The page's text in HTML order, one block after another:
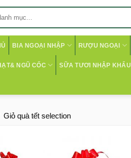
BIA NGOẠI NHẬP RƯỢU NGOẠI
NGŨ CỐC SỮA TƯƠI NHẬP KHẨU
Giỏ quà tết selection